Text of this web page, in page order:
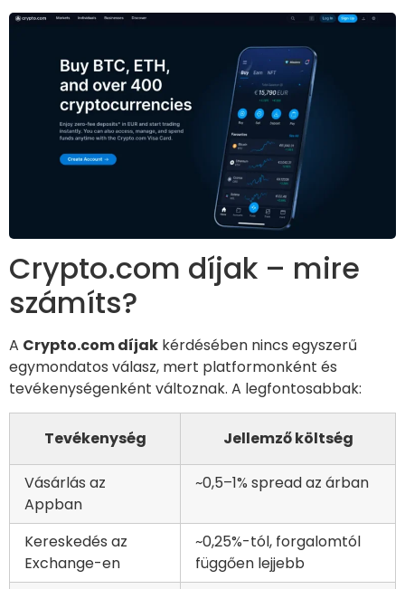
Crypto.com díjak – mire
számíts?
A Crypto.com díjak kérdésében nincs egyszerű
egymondatos válasz, mert platformonként és
tevékenységenként változnak. A legfontosabbak:
Tevékenység Jellemző költség
Vásárlás az
Appban
~0,5–1% spread az árban
Kereskedés az
Exchange-en
~0,25%-tól, forgalomtól
függően lejjebb